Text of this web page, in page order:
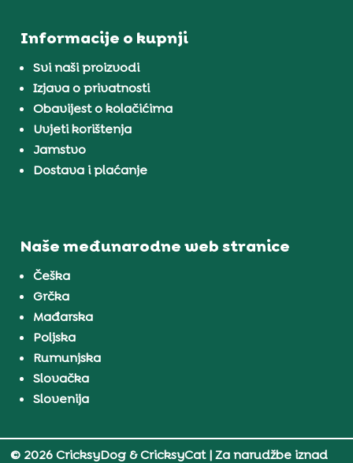
Informacije o kupnji
Svi naši proizvodi
Izjava o privatnosti
Obavijest o kolačićima
Uvjeti korištenja
Jamstvo
Dostava i plaćanje
Naše međunarodne web stranice
Češka
Grčka
Mađarska
Poljska
Rumunjska
Slovačka
Slovenija
© 2026 CricksyDog & CricksyCat| Za narudžbe iznad